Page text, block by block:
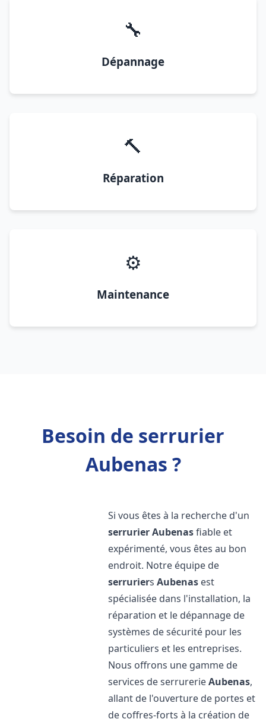
🔧
Dépannage
🔨
Réparation
⚙️
Maintenance
Besoin de serrurier
Aubenas ?
Si vous êtes à la recherche d'un
serrurierAubenasfiable et
expérimenté, vous êtes au bon
endroit. Notre équipe de
serruriersAubenas est
spécialisée dans l'installation, la
réparation et le dépannage de
systèmes de sécurité pour les
particuliers et les entreprises.
Nous offrons une gamme de
services de serrurerieAubenas,
allant de l'ouverture de portes et
de coffres-forts à la création de